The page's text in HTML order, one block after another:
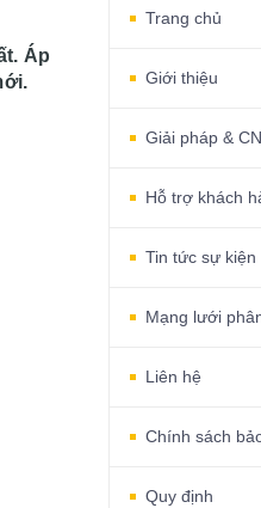
Áp
Trang chủ
Giới thiệu
Giải pháp & CN
Hỗ trợ khách
Tin tức sự kiện
Mạng lưới
Liên hệ
Chính sách
Quy định